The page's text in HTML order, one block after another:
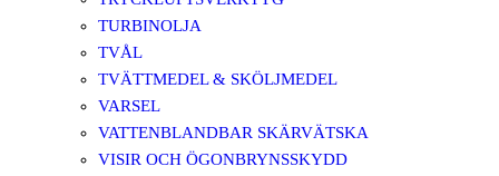
TURBINOLJA
TVÅL
TVÄTTMEDEL & SKÖLJMEDEL
VARSEL
VATTENBLANDBAR SKÄRVÄTSKA
VISIR OCH ÖGONBRYNSSKYDD